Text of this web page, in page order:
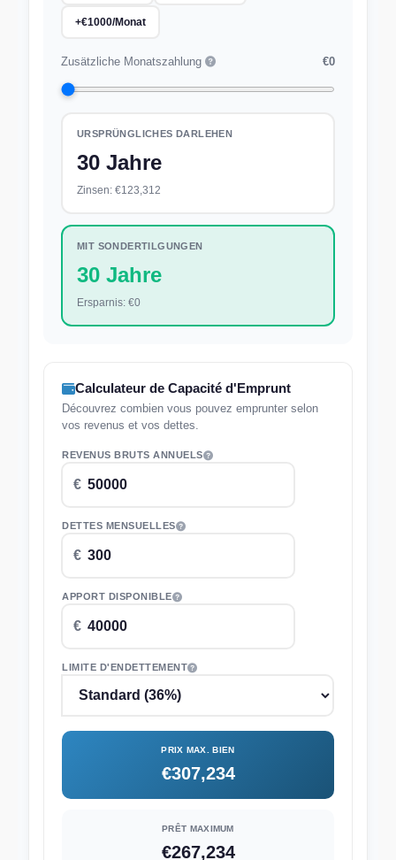
+€1000/Monat
Zusätzliche Monatszahlung €0
URSPRÜNGLICHES DARLEHEN
30 Jahre
Zinsen: €123,312
MIT SONDERTILGUNGEN
30 Jahre
Ersparnis: €0
Calculateur de Capacité d'Emprunt
Découvrez combien vous pouvez emprunter selon
vos revenus et vos dettes.
REVENUS BRUTS ANNUELS
DETTES MENSUELLES
APPORT DISPONIBLE
LIMITE D'ENDETTEMENT
PRIX MAX. BIEN
€307,234
PRÊT MAXIMUM
€267,234